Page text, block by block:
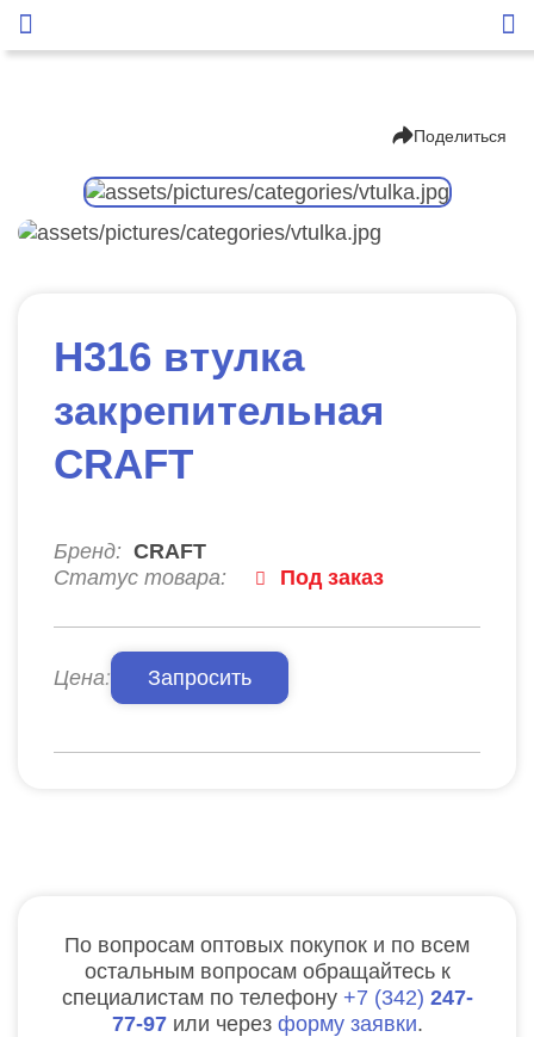
Поделиться
H316 втулка
закрепительная
CRAFT
Бренд: CRAFT
Статус товара:
Под заказ
Цена: Запросить
По вопросам оптовых покупок и по всем
остальным вопросам обращайтесь к
специалистам по телефону
7 342 247-
77-97 или через форму заявки.